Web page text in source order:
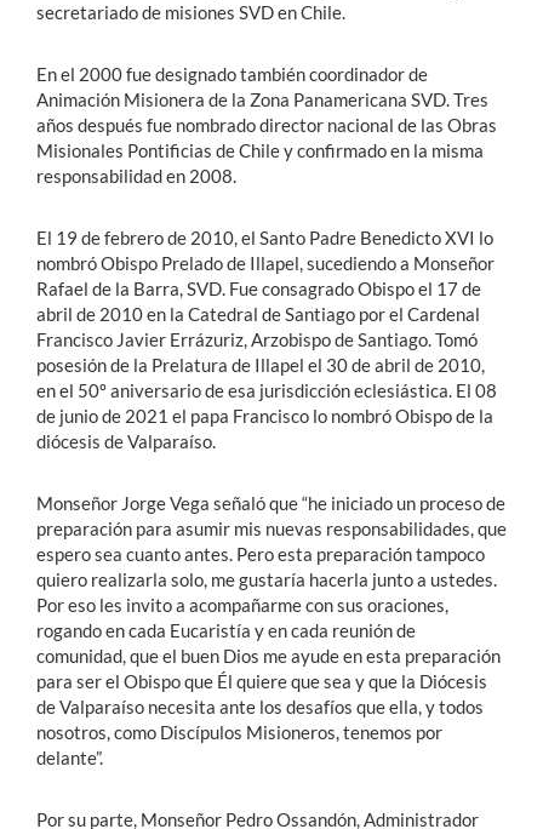
secretariado de misiones SVD en Chile.
En el 2000 fue designado también coordinador de
Animación Misionera de la Zona Panamericana SVD. Tres
años después fue nombrado director nacional de las Obras
Misionales Pontificias de Chile y confirmado en la misma
responsabilidad en 2008.
El 19 de febrero de 2010, el Santo Padre Benedicto XVI lo
nombró Obispo Prelado de Illapel, sucediendo a Monseñor
Rafael de la Barra, SVD. Fue consagrado Obispo el 17 de
abril de 2010 en la Catedral de Santiago por el Cardenal
Francisco Javier Errázuriz, Arzobispo de Santiago. Tomó
posesión de la Prelatura de Illapel el 30 de abril de 2010,
en el 50º aniversario de esa jurisdicción eclesiástica. El 08
de junio de 2021 el papa Francisco lo nombró Obispo de la
diócesis de Valparaíso.
Monseñor Jorge Vega señaló que “he iniciado un proceso de
preparación para asumir mis nuevas responsabilidades, que
espero sea cuanto antes. Pero esta preparación tampoco
quiero realizarla solo, me gustaría hacerla junto a ustedes.
Por eso les invito a acompañarme con sus oraciones,
rogando en cada Eucaristía y en cada reunión de
comunidad, que el buen Dios me ayude en esta preparación
para ser el Obispo que Él quiere que sea y que la Diócesis
de Valparaíso necesita ante los desafíos que ella, y todos
nosotros, como Discípulos Misioneros, tenemos por
delante”.
Por su parte, Monseñor Pedro Ossandón, Administrador